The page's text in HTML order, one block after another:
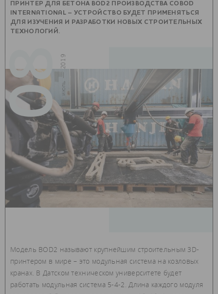
ПРИНТЕР ДЛЯ БЕТОНА BOD2 ПРОИЗВОДСТВА COBOD
INTERNATIONAL – УСТРОЙСТВО БУДЕТ ПРИМЕНЯТЬСЯ
ДЛЯ ИЗУЧЕНИЯ И РАЗРАБОТКИ НОВЫХ СТРОИТЕЛЬНЫХ
ТЕХНОЛОГИЙ.
08
июль — 2019
Модель BOD2 называют крупнейшим строительным 3D-
принтером в мире – это модульная система на козловых
кранах. В Датском техническом университете будет
работать модульная система 5-4-2. Длина каждого модуля